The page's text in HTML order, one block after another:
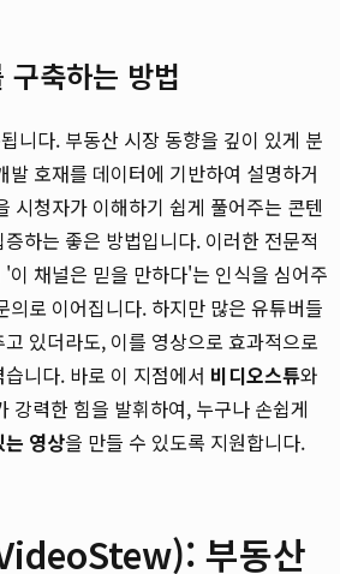
구축하는 방법
니다. 부동산 시장 동향을 깊이 있게 분
발 호재를 데이터에 기반하여 설명하거
시청자가 이해하기 쉽게 풀어주는 콘텐
하는 좋은 방법입니다. 이러한 전문적
이 채널은 믿을 만하다'는 인식을 심어주
의로 이어집니다. 하지만 많은 유튜버들
있더라도, 이를 영상으로 효과적으로
니다. 바로 이 지점에서 비디오스튜와
강력한 힘을 발휘하여, 누구나 손쉽게
영상을 만들 수 있도록 지원합니다.
부동산